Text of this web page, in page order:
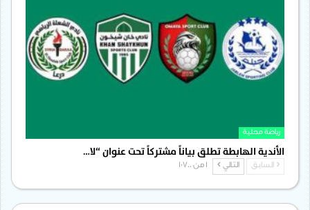
رياضة محلية
الأندية الهابطة تطلق بياناً مشتركاً تحت عنوان “لا…
السابق التالي